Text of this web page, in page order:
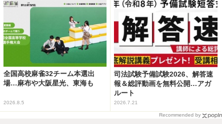
全国高校麻雀32チーム本選出
場…麻布や大阪星光、東海も
2026.8.5
司法試験予備試験2026、解答速
報＆総評動画を無料公開…アガ
ルート
2026.7.21
Recommended by